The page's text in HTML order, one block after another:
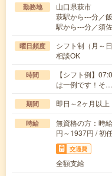
勤務地
山口県萩市
萩駅から---分／
駅から---分／須
曜日頻度
シフト制（月～
相談OK
時間
【シフト例】
は一例です！そ…
期間 即日～2ヶ月以
時給
無資格の方：時
円～1937円 / 初
交通費
全額支給